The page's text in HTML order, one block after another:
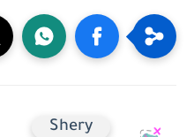
Shery